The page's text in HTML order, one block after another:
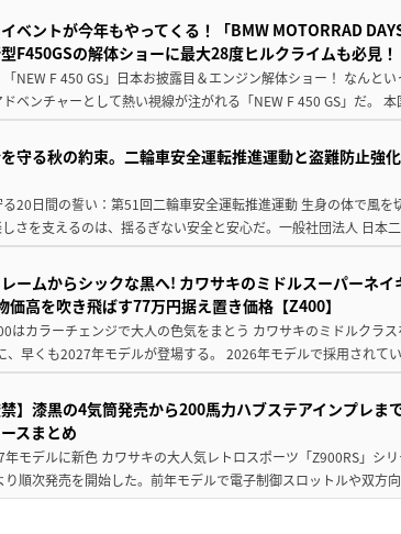
ベントが今年もやってくる！「BMW MOTORRAD
F450GSの解体ショーに最大28度ヒルクライムも必見！
NEW F 450 GS」日本お披露目＆エンジン解体ショー！ なんと
ベンチャーとして熱い視線が注がれる「NEW F 450 GS」だ。
守る秋の約束。二輪車安全運転推進運動と盗難防止強
20日間の誓い：第51回二輪車安全運転推進運動 生身の体で風を
しさを支えるのは、揺るぎない安全と安心だ。一般社団法人 日本
ームからシックな黒へ! カワサキのミドルスーパーネ
価高を吹き飛ばす77万円据え置き価格【Z400】
はカラーチェンジで大人の色気をまとう カワサキのミドルクラ
、早くも2027年モデルが登場する。 2026年モデルで採用されて
禁】漆黒の4気筒発売から200馬力ハブステアインプレま
スまとめ
年モデルに新色 カワサキの大人気レトロスポーツ「Z900RS」シ
り順次発売を開始した。前年モデルで電子制御スロットルや双方